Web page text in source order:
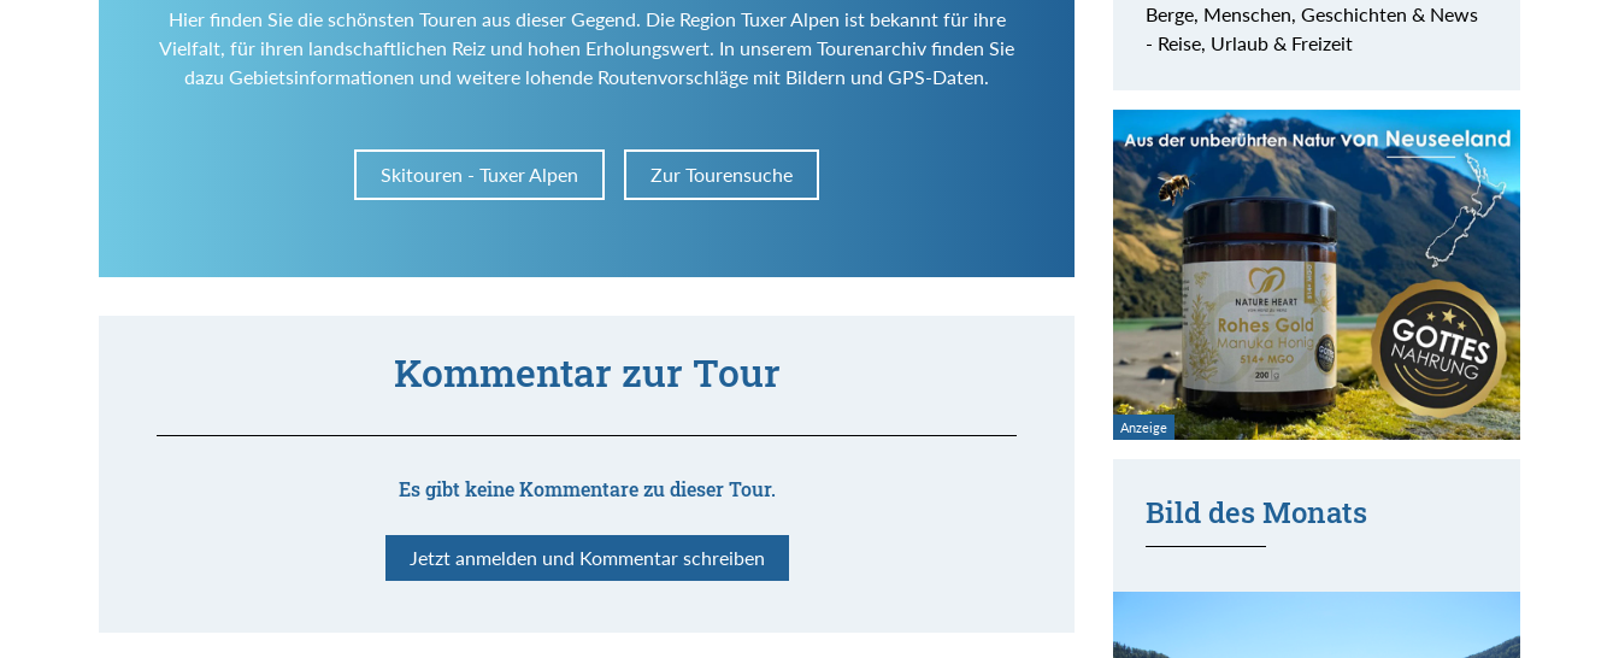
Hier finden Sie die schönsten Touren aus dieser Gegend. Die Region Tuxer Alpen ist bekannt für ihre
Vielfalt, für ihren landschaftlichen Reiz und hohen Erholungswert. In unserem Tourenarchiv finden Sie
dazu Gebietsinformationen und weitere lohende Routenvorschläge mit Bildern und GPS-Daten.
Skitouren - Tuxer Alpen Zur Tourensuche
Kommentar zur Tour
Es gibt keine Kommentare zu dieser Tour.
Jetzt anmelden und Kommentar schreiben
Berge, Menschen, Geschichten & News
- Reise, Urlaub & Freizeit
Bild des Monats